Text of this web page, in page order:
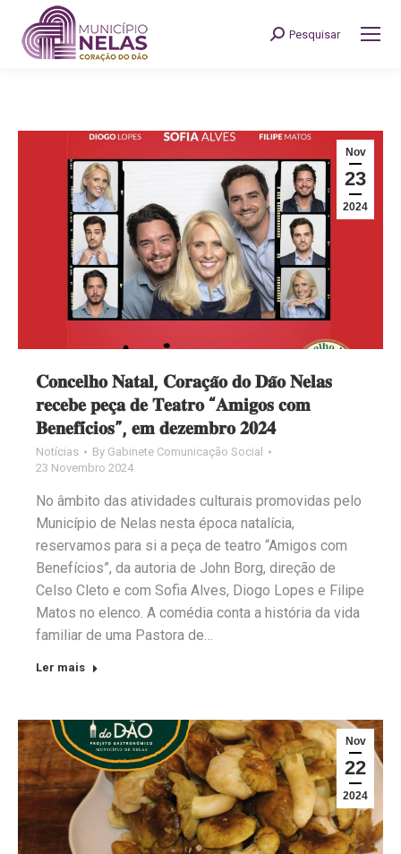
Search:
Pesquisar
Nov
23
2024
𝐂𝐨𝐧𝐜𝐞𝐥𝐡𝐨 𝐍𝐚𝐭𝐚𝐥, 𝐂𝐨𝐫𝐚𝐜̧𝐚̃𝐨 𝐝𝐨 𝐃𝐚̃𝐨 𝐍𝐞𝐥𝐚𝐬
𝐫𝐞𝐜𝐞𝐛𝐞 𝐩𝐞𝐜̧𝐚 𝐝𝐞 𝐓𝐞𝐚𝐭𝐫𝐨 “𝐀𝐦𝐢𝐠𝐨𝐬 𝐜𝐨𝐦
𝐁𝐞𝐧𝐞𝐟𝐢́𝐜𝐢𝐨𝐬”, 𝐞𝐦 𝐝𝐞𝐳𝐞𝐦𝐛𝐫𝐨 𝟐𝟎𝟐𝟒
Notícias By Gabinete Comunicação Social
23 Novembro 2024
No âmbito das atividades culturais promovidas pelo
Município de Nelas nesta época natalícia,
reservamos para si a peça de teatro “Amigos com
Benefícios”, da autoria de John Borg, direção de
Celso Cleto e com Sofia Alves, Diogo Lopes e Filipe
Matos no elenco. A comédia conta a história da vida
familiar de uma Pastora de…
Ler mais
Nov
22
2024